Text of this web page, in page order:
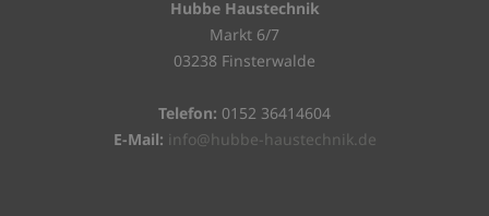
Hubbe Haustechnik
Markt 6/7
03238 Finsterwalde
Telefon: 0152 36414604
E-Mail: info@hubbe-haustechnik.de